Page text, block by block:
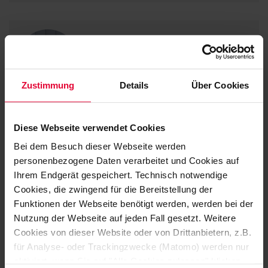
Zustimmung Details Über Cookies
Diese Webseite verwendet Cookies
Bei dem Besuch dieser Webseite werden
personenbezogene Daten verarbeitet und Cookies auf
Ihrem Endgerät gespeichert. Technisch notwendige
Cookies, die zwingend für die Bereitstellung der
Funktionen der Webseite benötigt werden, werden bei der
Nutzung der Webseite auf jeden Fall gesetzt. Weitere
Cookies von dieser Website oder von Drittanbietern, z.B.
für Analyse- oder Trackingzwecke (Matomo) werden nur
Commodity group buyer
Office Siershahn
+49 2623 600-652
timo.kreuter@steuler.de